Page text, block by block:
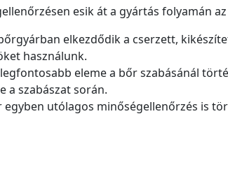
esik át a gyártás folyamán
elkezdődik a cserzett,
használunk.
eleme a bőr szabásánál
a szabászat során.
utólagos minőségellenőrzés is